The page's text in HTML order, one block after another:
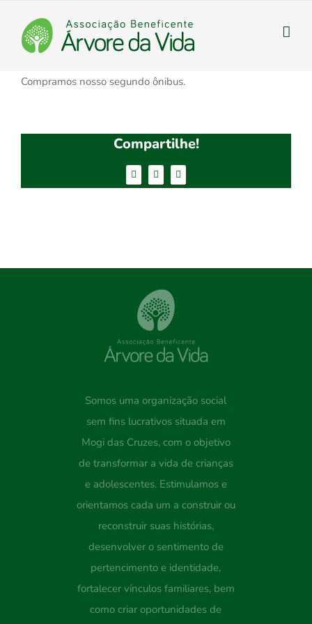
Compramos nosso segundo ônibus.
Compartilhe!
FacebookTwitterE-
mail
Somos uma organização social
sem fins lucrativos situada em
Mogi das Cruzes, com o objetivo
de transformar a vida de crianças
e adolescentes. Estimulamos e
orientamos cada um a construir ou
reconstruir suas histórias,
desenvolver o sentimento de
pertencimento e identidade,
fortalecer vínculos familiares, bem
como criar oportunidades de